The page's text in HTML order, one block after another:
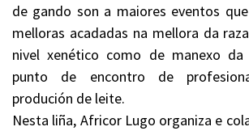
de gando son a maiores eventos
melloras acadadas na mellora da
nivel xenético como de manexo
punto de encontro de
produción de leite.
Nesta liña, Africor Lugo organiza e